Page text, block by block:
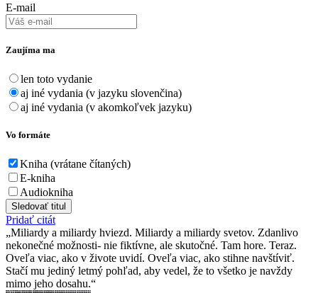
E-mail
Zaujíma ma
len toto vydanie
aj iné vydania (v jazyku slovenčina)
aj iné vydania (v akomkoľvek jazyku)
Vo formáte
Kniha (vrátane čítaných)
E-kniha
Audiokniha
Sledovať titul
Pridať citát
Miliardy a miliardy hviezd. Miliardy a miliardy svetov. Zdanlivo
nekonečné možnosti- nie fiktívne, ale skutočné. Tam hore. Teraz.
Oveľa viac, ako v živote uvidí. Oveľa viac, ako stihne navštíviť.
Stačí mu jediný letmý pohľad, aby vedel, že to všetko je navždy
mimo jeho dosahu.